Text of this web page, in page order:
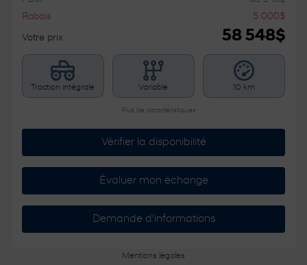
Rabais
5 000$
Votre prix 58 548$
Traction intégrale Variable 10 km
Plus de caractéristiques
Vérifier la disponibilité
Évaluer mon échange
Demande d'informations
Mentions légales